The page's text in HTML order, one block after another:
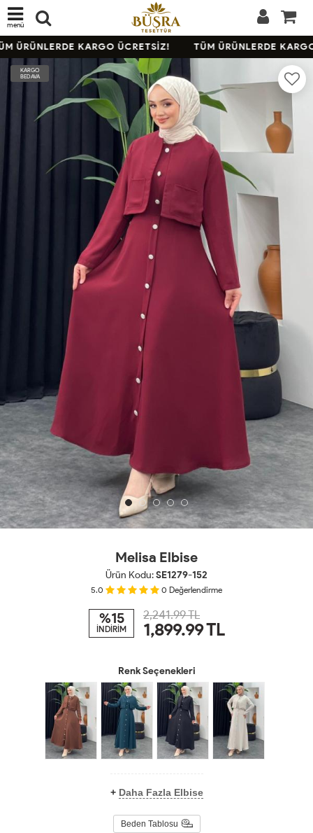
menü
ÜRÜNLERDE KARGO ÜCRETSİZ! TÜM ÜRÜNLERDE
KARGO
BEDAVA
Melisa Elbise
Ürün Kodu:SE1279-152
5.0 0 Değerlendirme
%15
İNDİRİM
2,241.99 TL
1,899.99TL
Renk Seçenekleri
+ Daha Fazla Elbise
Beden Tablosu